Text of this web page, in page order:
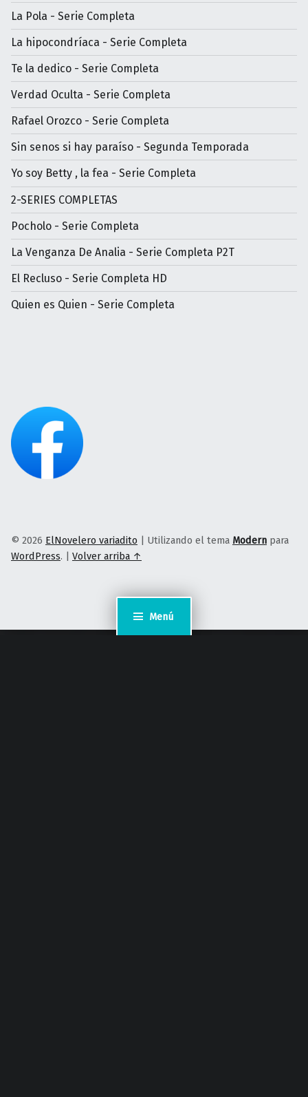
Menú
La Pola - Serie Completa
La hipocondríaca - Serie Completa
Te la dedico - Serie Completa
Verdad Oculta - Serie Completa
Rafael Orozco - Serie Completa
Sin senos si hay paraíso - Segunda Temporada
Yo soy Betty , la fea - Serie Completa
2-SERIES COMPLETAS
Pocholo - Serie Completa
La Venganza De Analia - Serie Completa P2T
El Recluso - Serie Completa HD
Quien es Quien - Serie Completa
© 2026 ElNovelero variadito | Utilizando el tema Modern para
WordPress. | Volver arriba ↑